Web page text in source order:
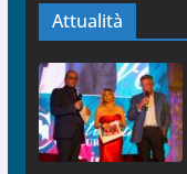
Attualità